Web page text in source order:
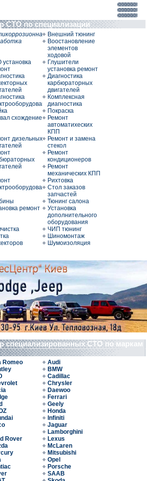
СТО по специализации
Внешний тюнинг
Воостановление
элементов
ходовой
установка
Глушители
установка ремонт
Диагностика
карбюраторных
двигателей
Комплексная
диагностика
Покраска
схождение
Ремонт
автоматихеских
КПП
дизельных
Ремонт и замена
стекол
Ремонт
кондиционеров
Ремонт
механических КПП
Рихтовка
Стол заказов
запчастей
ремонт
Тюнинг салона
Установка
дополнительного
оборудования
ЧИП тюнинг
Шиномонтаж
Шумоизоляция
специализированных СТО по маркам
Romeo
Audi
BMW
Cadillac
Chrysler
Daewoo
Ferrari
Geely
Honda
Infiniti
Jaguar
Lamborghini
Rover
Lexus
McLaren
Mitsubishi
Opel
Porsche
SAAB